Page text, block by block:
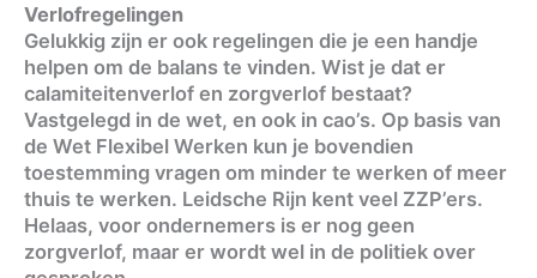
Verlofregelingen
Gelukkig zijn er ook regelingen die je een handje
helpen om de balans te vinden. Wist je dat er
calamiteitenverlof en zorgverlof bestaat?
Vastgelegd in de wet, en ook in cao’s. Op basis van
de Wet Flexibel Werken kun je bovendien
toestemming vragen om minder te werken of meer
thuis te werken. Leidsche Rijn kent veel ZZP’ers.
Helaas, voor ondernemers is er nog geen
zorgverlof, maar er wordt wel in de politiek over